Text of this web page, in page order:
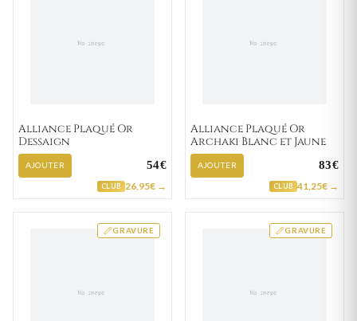
Alliance Plaqué Or
Dessaign
AJOUTER 54€
CLUB 26,95€ →
Alliance Plaqué Or
Archaki Blanc et Jaune
AJOUTER 83€
CLUB 41,25€ →
GRAVURE GRAVURE